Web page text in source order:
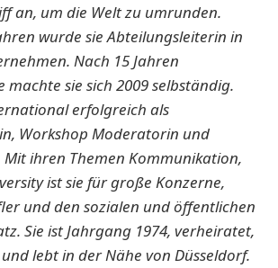
an, um die Welt zu umrunden.
wurde sie Abteilungsleiterin in
Nach 15 Jahren
sie sich 2009 selbständig.
erfolgreich als
Workshop Moderatorin und
Mit ihren Themen Kommunikation,
ist sie für große Konzerne,
und den sozialen und öffentlichen
Sie ist Jahrgang 1974, verheiratet,
lebt in der Nähe von Düsseldorf.